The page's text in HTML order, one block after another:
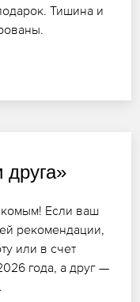
Тишина и
Если ваш
рекомендации,
или в счет
года, а друг —